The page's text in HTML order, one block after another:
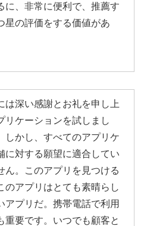
に、非常に便利で、推薦す
星の評価をする価値があ
は深い感謝とお礼を申し上
リケーションを試しまし
しかし、すべてのアプリケ
に対する願望に適合してい
ん。このアプリを見つける
のアプリはとても素晴らし
アプリだ。携帯電話で利用
重要です。いつでも顧客と